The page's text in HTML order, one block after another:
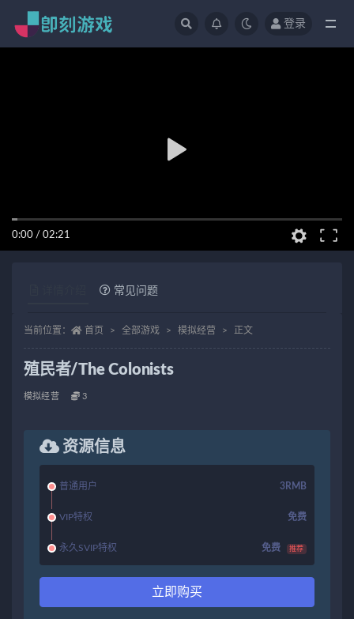
登录
0:00 / 02:21
常见问题
当前位置： 首页 全部游戏 模拟经营 正文
殖民者/The Colonists
模拟经营 3
资源信息
普通用户 3RMB
VIP特权 免费
永久SVIP特权 免费 推荐
立即购买